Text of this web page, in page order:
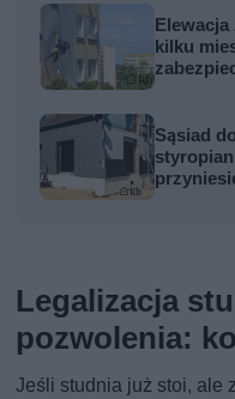
Elewacja
kilku
Sąsiad
Legalizacja
pozwolenia:
Jeśli studnia już stoi, ale